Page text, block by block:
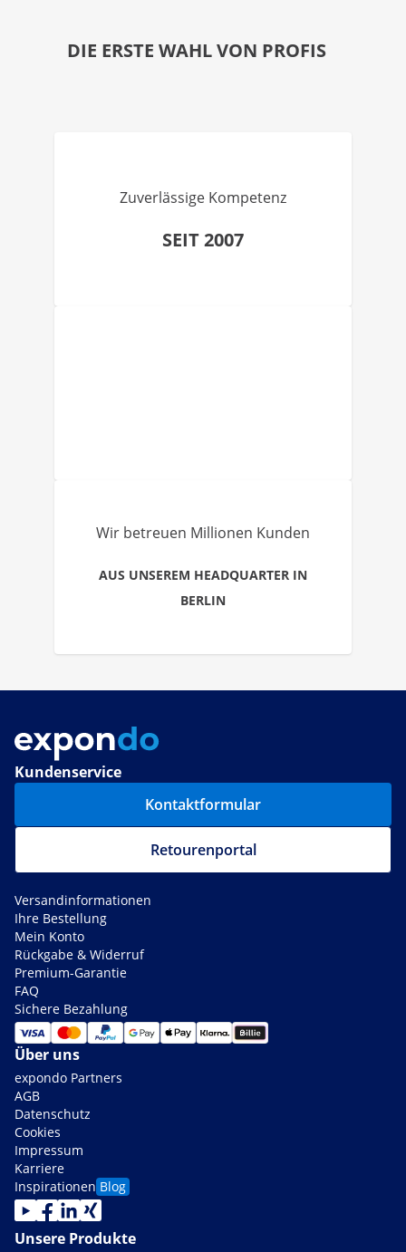
DIE ERSTE WAHL VON PROFIS
Zuverlässige Kompetenz
SEIT 2007
Wir betreuen Millionen Kunden
AUS UNSEREM HEADQUARTER IN
BERLIN
Kundenservice
Kontaktformular
Retourenportal
Versandinformationen
Ihre Bestellung
Mein Konto
Rückgabe & Widerruf
Premium-Garantie
FAQ
Sichere Bezahlung
Über uns
expondo Partners
AGB
Datenschutz
Cookies
Impressum
Karriere
Inspirationen Blog
Unsere Produkte